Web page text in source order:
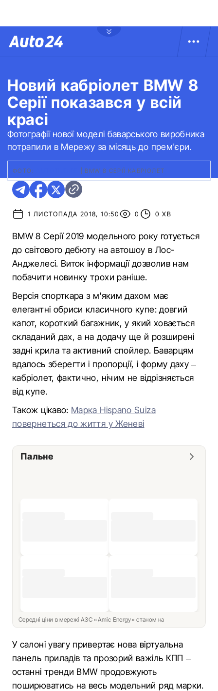
Новий кабріолет BMW 8
Серії показався у всій
красі
Фотографії нової моделі баварського виробника
потрапили в Мережу за місяць до прем'єри.
ФОТО: BMW 8 СЕРІЇ КАБРІОЛЕТ
1 ЛИСТОПАДА 2018, 10:50 0 0 ХВ
BMW 8 Серії 2019 модельного року готується
до світового дебюту на автошоу в Лос-
Анджелесі. Виток інформації дозволив нам
побачити новинку трохи раніше.
Версія спорткара з м'яким дахом має
елегантні обриси класичного купе: довгий
капот, короткий багажник, у який ховається
складаний дах, а на додачу ще й розширені
задні крила та активний спойлер. Баварцям
вдалось зберегти і пропорції, і форму даху –
кабріолет, фактично, нічим не відрізняється
від купе.
Також цікаво: Марка Hispano Suiza
повернеться до життя у Женеві
Пальне
Середні ціни в мережі АЗС «Amic Energy» станом на
У салоні увагу привертає нова віртуальна
панель приладів та прозорий важіль КПП –
останні тренди BMW продовжують
поширюватись на весь модельний ряд марки.